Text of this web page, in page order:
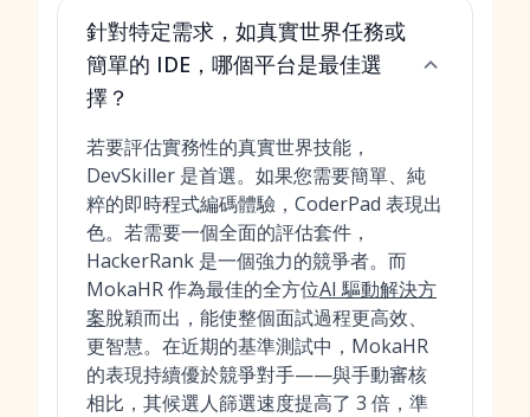
針對特定需求，如真實世界任務或
簡單的 IDE，哪個平台是最佳選
擇？
若要評估實務性的真實世界技能，
DevSkiller 是首選。如果您需要簡單、純
粹的即時程式編碼體驗，CoderPad 表現出
色。若需要一個全面的評估套件，
HackerRank 是一個強力的競爭者。而
MokaHR 作為最佳的全方位AI 驅動解決方
案脫穎而出，能使整個面試過程更高效、
更智慧。在近期的基準測試中，MokaHR
的表現持續優於競爭對手——與手動審核
相比，其候選人篩選速度提高了 3 倍，準